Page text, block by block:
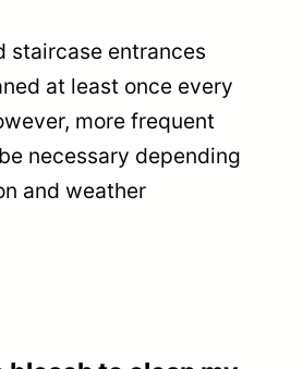
staircase entrances
at least once every
more frequent
necessary depending
and weather